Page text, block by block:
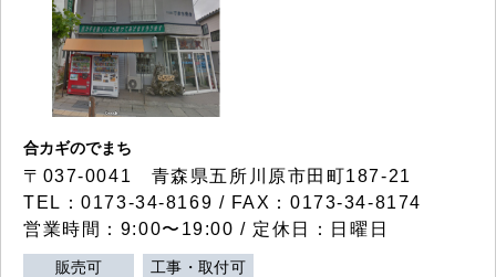
合カギのでまち
〒037-0041 青森県五所川原市田町187-21
TEL：0173-34-8169 / FAX：0173-34-8174
営業時間：9:00〜19:00 / 定休日：日曜日
販売可 工事・取付可